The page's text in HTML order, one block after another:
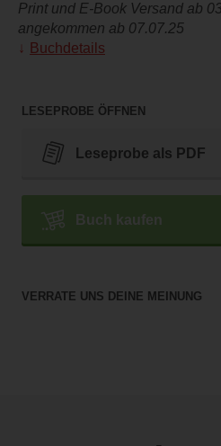
Print und E-Book Versand ab
angekommen ab 07.07.25
Buchdetails
LESEPROBE ÖFFNEN
Leseprobe als PDF
Buch kaufen
VERRATE UNS DEINE MEINUNG